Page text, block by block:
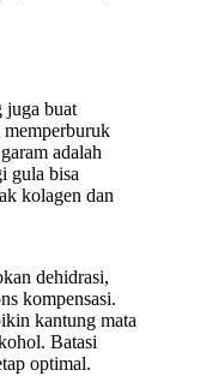
juga buat
memperburuk
adalah
gula bisa
kolagen dan
dehidrasi,
kompensasi.
kantung mata
Batasi
optimal.